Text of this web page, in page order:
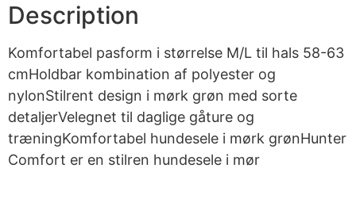
Description
Komfortabel pasform i størrelse M/L til hals 58-63
cmHoldbar kombination af polyester og
nylonStilrent design i mørk grøn med sorte
detaljerVelegnet til daglige gåture og
træningKomfortabel hundesele i mørk grønHunter
Comfort er en stilren hundesele i mør